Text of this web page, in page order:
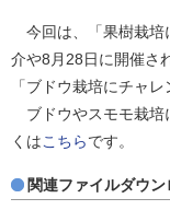
今回は、「果樹栽培
介や8月28日に開催さ
「ブドウ栽培にチャ
ブドウやスモモ栽培
くはこちらです。
関連ファイルダウン